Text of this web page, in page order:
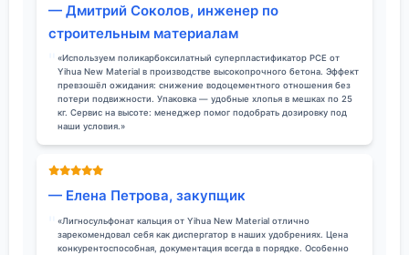
— Дмитрий Соколов, инженер по
строительным материалам
«Используем поликарбоксилатный суперпластификатор PCE от
Yihua New Material в производстве высокопрочного бетона. Эффект
превзошёл ожидания: снижение водоцементного отношения без
потери подвижности. Упаковка — удобные хлопья в мешках по 25
кг. Сервис на высоте: менеджер помог подобрать дозировку под
наши условия.»
— Елена Петрова, закупщик
«Лигносульфонат кальция от Yihua New Material отлично
зарекомендовал себя как диспергатор в наших удобрениях. Цена
конкурентоспособная, документация всегда в порядке. Особенно